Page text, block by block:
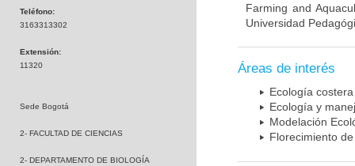
Teléfono:
3163313302
Extensión:
11320
Sede Bogotá
2- FACULTAD DE CIENCIAS
2- DEPARTAMENTO DE BIOLOGÍA
Farming and
Universidad
Áreas de interés
Ecología costera
Ecología y
Modelación
Florecimiento